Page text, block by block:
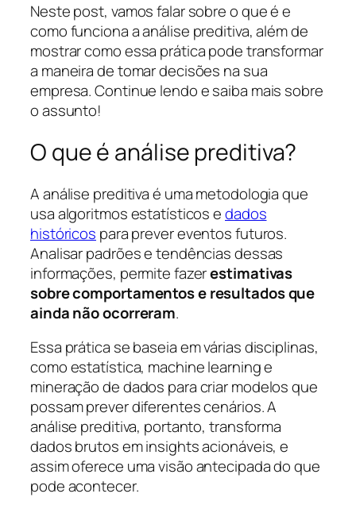
Neste post, vamos falar sobre o que é e
como funciona a análise preditiva, além de
mostrar como essa prática pode transformar
a maneira de tomar decisões na sua
empresa. Continue lendo e saiba mais sobre
o assunto!
O que é análise preditiva?
A análise preditiva é uma metodologia que
usa algoritmos estatísticos edados
históricos para prever eventos futuros.
Analisar padrões e tendências dessas
informações, permite fazerestimativas
sobre comportamentos e resultados que
ainda não ocorreram.
Essa prática se baseia em várias disciplinas,
como estatística, machine learning e
mineração de dados para criar modelos que
possam prever diferentes cenários. A
análise preditiva, portanto, transforma
dados brutos em insights acionáveis, e
assim oferece uma visão antecipada do que
pode acontecer.